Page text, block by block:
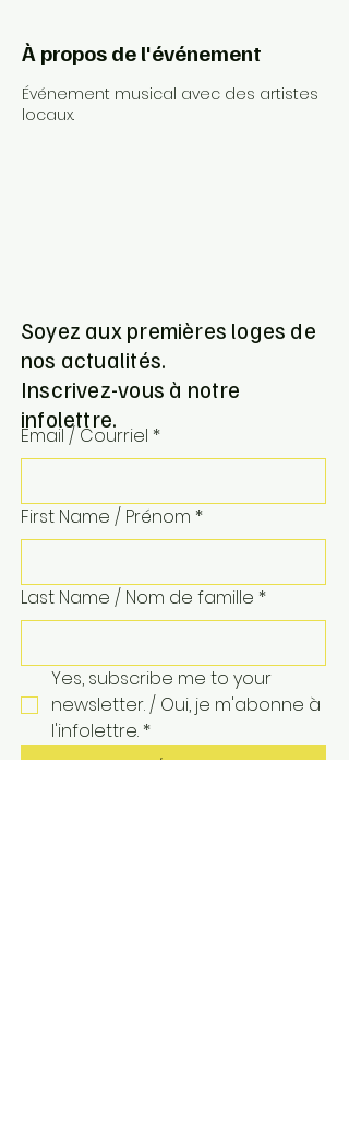
À propos de l'événement
Événement musical avec des artistes
locaux.
Soyez aux premières loges de
nos actualités.
Inscrivez-vous à notre
infolettre.
Email / Courriel *
First Name / Prénom *
Last Name / Nom de famille *
Yes, subscribe me to your
newsletter. / Oui, je m'abonne à
l'infolettre. *
Subscribe / Je m'abonne